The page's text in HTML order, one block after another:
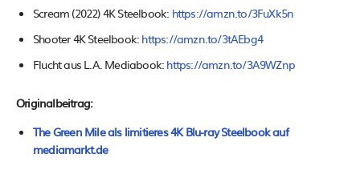
Scream (2022) 4K Steelbook: https://amzn.to/3FuXk5n
Shooter 4K Steelbook: https://amzn.to/3tAEbg4
Flucht aus L.A. Mediabook: https://amzn.to/3A9WZnp
Originalbeitrag:
The Green Mile als limitieres 4K Blu-ray Steelbook auf
mediamarkt.de